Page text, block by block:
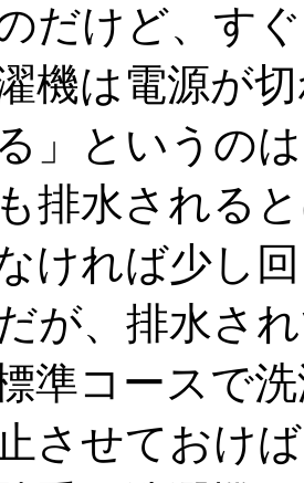
だけど、す
機は電源が
る」というの
排水される
ければ少し
が、排水さ
準コースで
させておけ